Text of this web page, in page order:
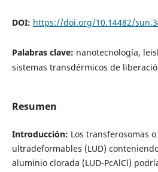
DOI: https://doi.org/10.14482/
Palabras clave: nanotecnología,
sistemas transdérmicos de
Resumen
Introducción: Los transferosomas
ultradeformables (LUD)
aluminio clorada (LUD-PcAlCl)